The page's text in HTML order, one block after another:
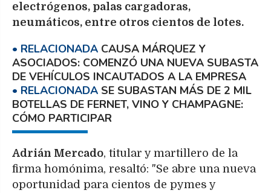
electrógenos, palas cargadoras,
neumáticos, entre otros cientos de lotes.
CAUSA MÁRQUEZ Y
ASOCIADOS: COMENZÓ UNA NUEVA SUBASTA
DE VEHÍCULOS INCAUTADOS A LA EMPRESA
SE SUBASTAN MÁS DE 2 MIL
BOTELLAS DE FERNET, VINO Y CHAMPAGNE:
CÓMO PARTICIPAR
Adrián Mercado, titular y martillero de la
firma homónima, resaltó: "Se abre una nueva
oportunidad para cientos de pymes y